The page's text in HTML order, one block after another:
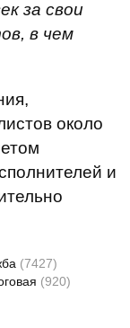
за свои
в чем
около
и
(7427)
(920)